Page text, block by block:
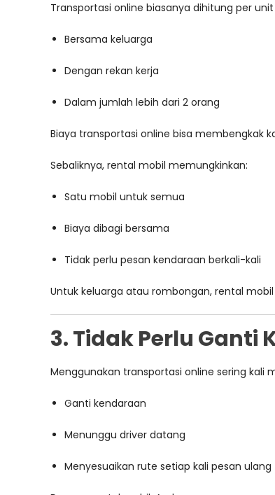
Transportasi online biasanya dihitung per
Bersama keluarga
Dengan rekan kerja
Dalam jumlah lebih dari 2 orang
Biaya transportasi online bisa membengkak
Sebaliknya, rental mobil memungkinkan:
Satu mobil untuk semua
Biaya dibagi bersama
Tidak perlu pesan kendaraan berkali-kali
Untuk keluarga atau rombongan, rental mobil
3. Tidak Perlu
Menggunakan transportasi online sering kali
Ganti kendaraan
Menunggu driver datang
Menyesuaikan rute setiap kali pesan ulang